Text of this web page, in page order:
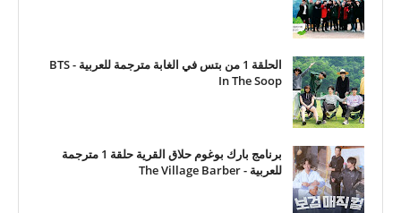
الحلقة 1 من بتس في الغابة مترجمة للعربية - BTS
In The Soop
برنامج بارك بوغوم حلاق القرية حلقة 1 مترجمة
للعربية - The Village Barber